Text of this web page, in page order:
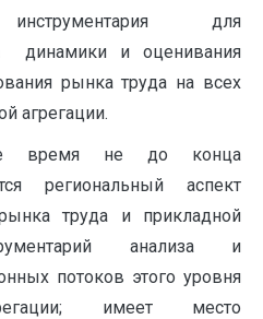
инструментария для
динамики и оценивания
рынка труда на всех
агрегации.
время не до конца
региональный аспект
рынка труда и прикладной
анализа и
потоков этого уровня
имеет место